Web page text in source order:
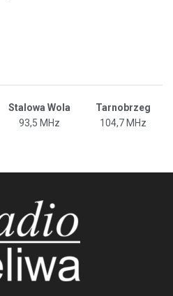
Stalowa Wola
Tarnobrzeg
93,5 MHz 104,7 MHz